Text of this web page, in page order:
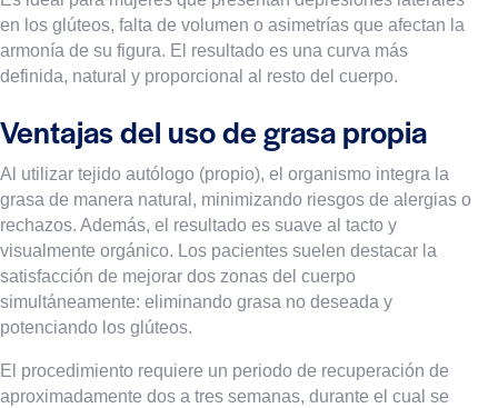
en los glúteos, falta de volumen o asimetrías que afectan la
armonía de su figura. El resultado es una curva más
definida, natural y proporcional al resto del cuerpo.
Ventajas del uso de grasa propia
Al utilizar tejido autólogo (propio), el organismo integra la
grasa de manera natural, minimizando riesgos de alergias o
rechazos. Además, el resultado es suave al tacto y
visualmente orgánico. Los pacientes suelen destacar la
satisfacción de mejorar dos zonas del cuerpo
simultáneamente: eliminando grasa no deseada y
potenciando los glúteos.
El procedimiento requiere un periodo de recuperación de
aproximadamente dos a tres semanas, durante el cual se